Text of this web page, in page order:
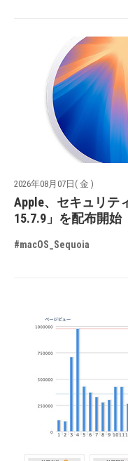
2026年08月07日( 金 )
Apple、セキュリテ
15.7.9」を配布開始
#macOS_Sequoia